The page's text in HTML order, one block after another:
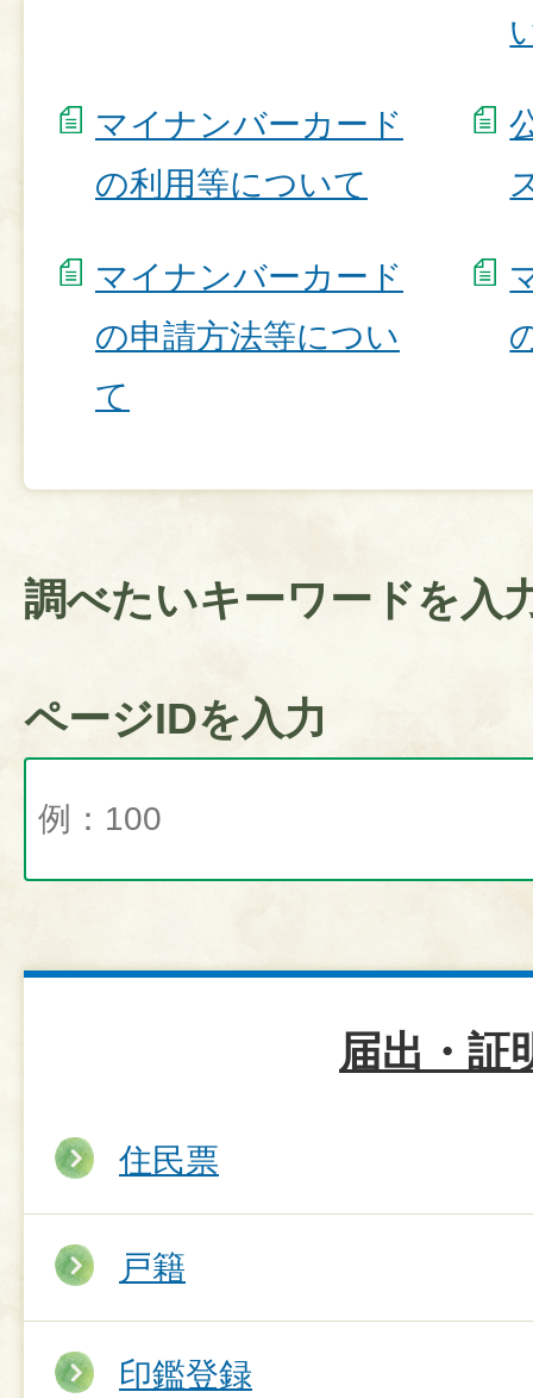
マイナンバーカード
の利用等について
マイナンバーカード
の申請方法等につい
て
調べたいキーワードを入
ページIDを入力
届出・証
住民票
戸籍
印鑑登録